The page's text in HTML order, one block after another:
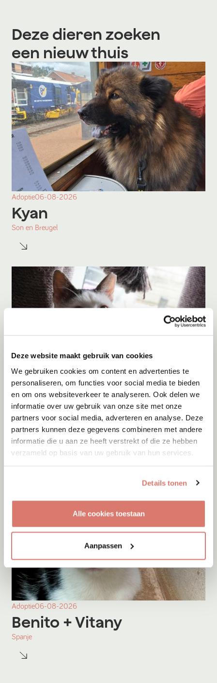
Deze website maakt gebruik van cookies
We gebruiken cookies om content en advertenties te
personaliseren, om functies voor social media te bieden
en om ons websiteverkeer te analyseren. Ook delen we
informatie over uw gebruik van onze site met onze
partners voor social media, adverteren en analyse. Deze
partners kunnen deze gegevens combineren met andere
informatie die u aan ze heeft verstrekt of die ze hebben
verzameld op basis van uw gebruik van hun services.
Details tonen
Alle cookies toestaan
Aanpassen
Deze dieren zoeken
een nieuw thuis
Adoptie06-08-2026
Kyan
Son en Breugel
Adoptie 06-08-2026
Figo
Berkhout
Adoptie06-08-2026
Benito + Vitany
Spanje